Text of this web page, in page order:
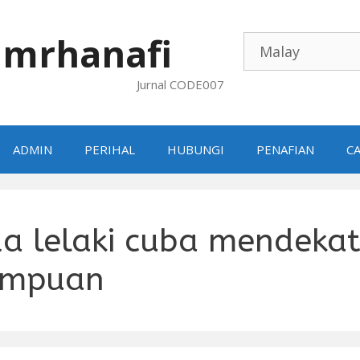
mrhanafi
Jurnal CODE007
ADMIN PERIHAL HUBUNGI PENAFIAN
lelaki cuba